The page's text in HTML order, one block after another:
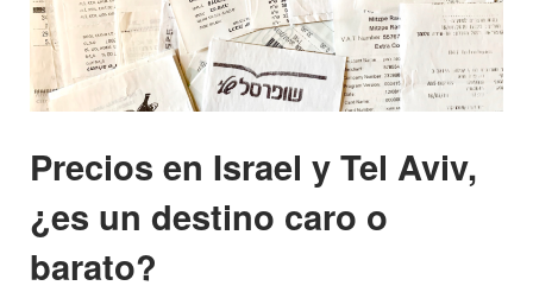
Precios en Israel y Tel Aviv,
¿es un destino caro o
barato?